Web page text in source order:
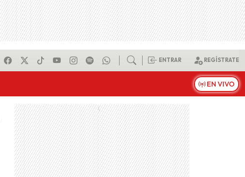
ENTRAR REGÍSTRATE
EN VIVO